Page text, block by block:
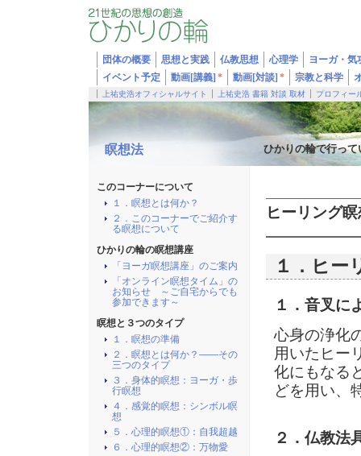
団体の概要 思想と実践 仏教思想 心理学
ヨーガ・気
イベント予定
動画[講義] * 動画[対談] * 宗教と科学
上祐史浩オフィシャルサイト 上祐史浩 書籍 対談 取材 プロフィー
瞑想法 ひかりの輪で行っ
ヒーリング
１．ヒー
１．音叉に
心身の浄化
用いたヒー
化にもなる
どを用い、
２．仏教法
このコーナーについて
１．瞑想とは何か？
２．このコーナーでご紹介す
る瞑想について
ひかりの輪の瞑想講座
「ヨーガ瞑想講座」のご案内
「オンライン瞑想タイム」の
お知らせ ～ご自宅からでも
参加できます～
瞑想と３つのタイプ
１．瞑想の準備
２．瞑想とは何か？――その
三つのタイプ
３．身体的瞑想：ヨーガ・歩
行瞑想
４．感覚的瞑想：シンボル瞑
想
５．心理的瞑想①：自我超越
６．心理的瞑想②：万物愛